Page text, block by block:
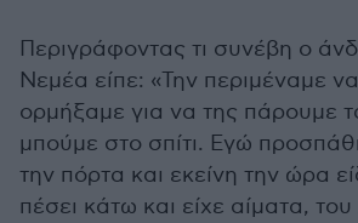
Περιγράφοντας τι συνέβη ο
Νεμέα είπε: «Την περιμέναμε να
ορμήξαμε για να της πάρουμε
μπούμε στο σπίτι. Εγώ
την πόρτα και εκείνη την ώρα
πέσει κάτω και είχε αίματα,